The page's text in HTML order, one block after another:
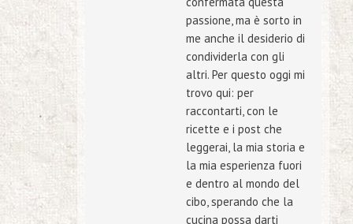
passione, ma è sorto in
me anche il desiderio di
condividerla con gli
altri. Per questo oggi mi
trovo qui: per
raccontarti, con le
ricette e i post che
leggerai, la mia storia e
la mia esperienza fuori
e dentro al mondo del
cibo, sperando che la
cucina possa darti